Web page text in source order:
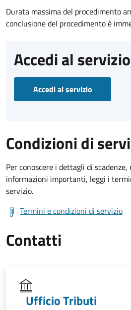
Durata massima del procedimento
conclusione del procedimento è
Accedi al servizio
Accedi al servizio
Condizioni di
Per conoscere i dettagli di
informazioni importanti, leggi i
servizio.
Termini e condizioni di servizio
Contatti
Ufficio Tributi